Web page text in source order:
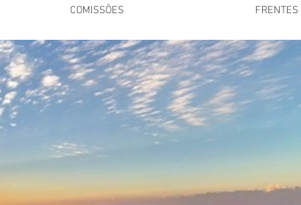
COMISSÕES FRENTES